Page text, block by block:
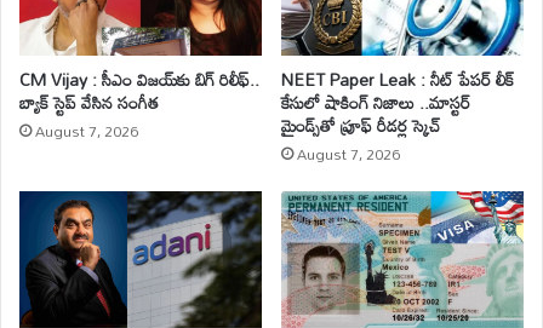
CM Vijay : సీఎం విజయ్‌కు బిగ్ రిలీఫ్..
బ్యాక్ స్టెప్ వేసిన సంగీత
August 7, 2026
NEET Paper Leak : నీట్ పేపర్ లీక్
కేసులో షాకింగ్ నిజాలు ..మాస్టర్
మైండ్స్‌తో ప్రూఫ్ రీడర్ల స్కెచ్
August 7, 2026